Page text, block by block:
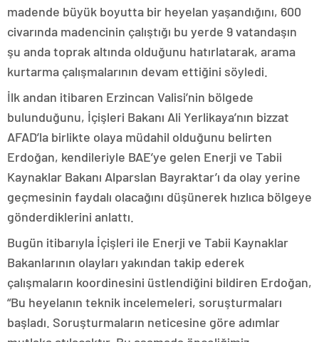
madende büyük boyutta bir heyelan yaşandığını, 600
civarında madencinin çalıştığı bu yerde 9 vatandaşın
şu anda toprak altında olduğunu hatırlatarak, arama
kurtarma çalışmalarının devam ettiğini söyledi.
İlk andan itibaren Erzincan Valisi’nin bölgede
bulunduğunu, İçişleri Bakanı Ali Yerlikaya’nın bizzat
AFAD’la birlikte olaya müdahil olduğunu belirten
Erdoğan, kendileriyle BAE’ye gelen Enerji ve Tabii
Kaynaklar Bakanı Alparslan Bayraktar’ı da olay yerine
geçmesinin faydalı olacağını düşünerek hızlıca bölgeye
gönderdiklerini anlattı.
Bugün itibarıyla İçişleri ile Enerji ve Tabii Kaynaklar
Bakanlarının olayları yakından takip ederek
çalışmaların koordinesini üstlendiğini bildiren Erdoğan,
“Bu heyelanın teknik incelemeleri, soruşturmaları
başladı. Soruşturmaların neticesine göre adımlar